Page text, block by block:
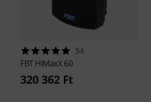
54
FBTHIMaxX 60
320 362 Ft